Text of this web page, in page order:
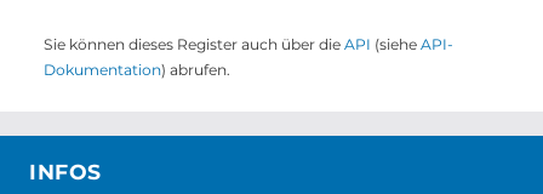
Sie können dieses Register auch über die API (siehe API-
Dokumentation) abrufen.
INFOS